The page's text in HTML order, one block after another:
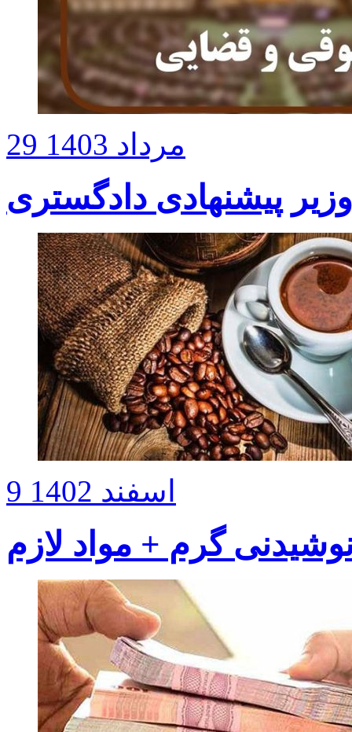
29 مرداد 1403
پیشنهادی دادگستری
9 اسفند 1402
گرم + مواد لازم